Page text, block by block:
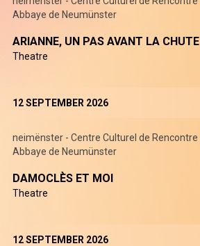
Abbaye de Neumünster
ARIANNE, UN PAS AVANT LA CHUTE
Theatre
12 SEPTEMBER 2026
neimënster - Centre Culturel de Rencontre
Abbaye de Neumünster
DAMOCLÈS ET MOI
Theatre
12 SEPTEMBER 2026